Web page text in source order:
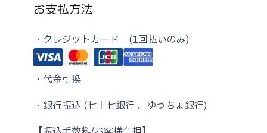
お支払方法
・クレジットカード (1回払いのみ)
・代金引換
・銀行振込 (七十七銀行 、ゆうちょ銀行)